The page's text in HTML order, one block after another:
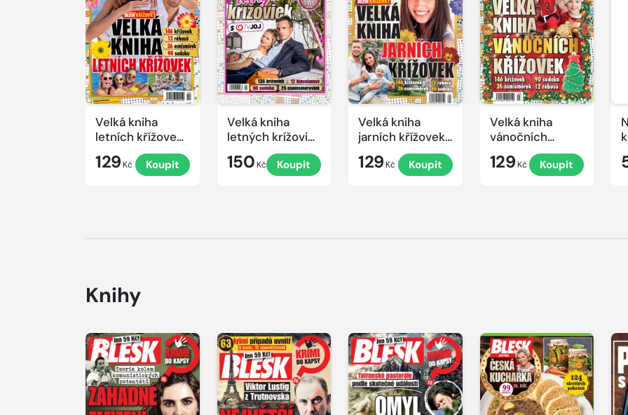
Velká kniha
letních křížovek
129 Kč Koupit
Velká kniha
letných krížoviek
s TV JOJ 2026
150 Kč Koupit
Velká kniha
jarních křížovek
129 Kč Koupit
Velká kniha
vánočních
křížovek 2025
129 Kč Koupit
Knihy